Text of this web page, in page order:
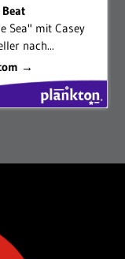
Sea" mit Casey
nach...
→